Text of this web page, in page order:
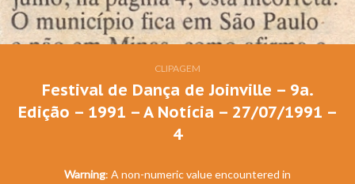
CLIPAGEM
Festival de Dança de Joinville – 9a.
Edição – 1991 – A Notícia – 27/07/1991 –
4
Warning: A non-numeric value encountered in